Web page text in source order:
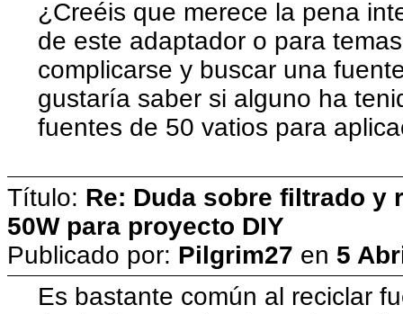
¿Creéis que merece la pena
de este adaptador o para
complicarse y buscar una
gustaría saber si alguno ha
fuentes de 50 vatios para
Título: Re: Duda sobre filtrado y
50W para proyecto DIY
Publicado por: Pilgrim27 en 5
Es bastante común al reciclar